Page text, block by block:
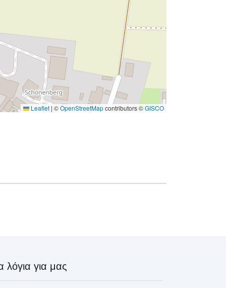
Leaflet | ©OpenStreetMapcontributors ©GISCO
λόγια για μας